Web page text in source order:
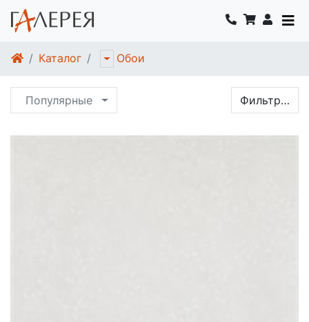
Каталог Обои
Популярные Фильтр…